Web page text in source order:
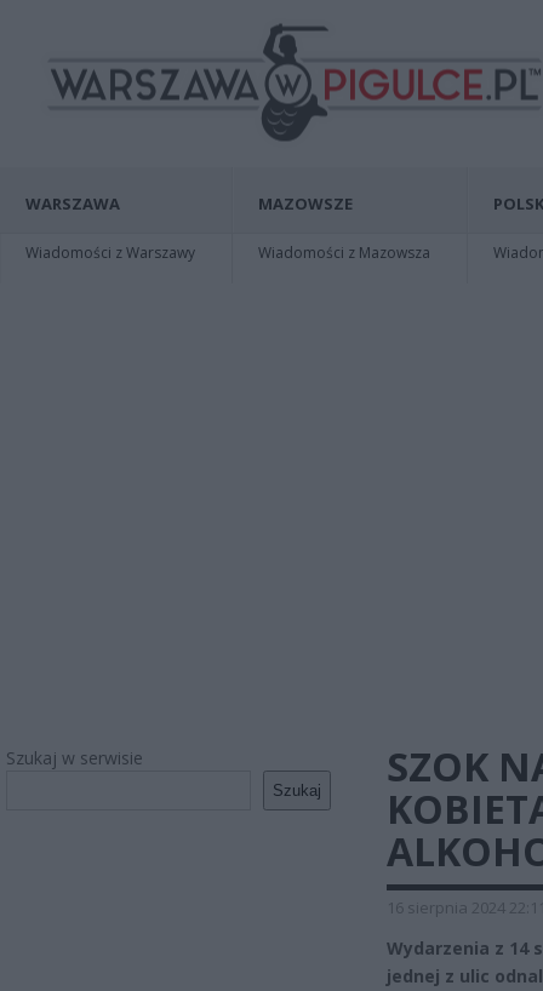
WARSZAWA
Wiadomości z Warszawy
MAZOWSZE
Wiadomości z Mazowsza
Szukaj w serwisie
Szukaj
SZOK
16 sierpnia 2024
Wydarzenia z 14
jednej z ulic